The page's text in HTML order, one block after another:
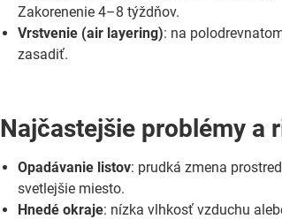
Zakorenenie 4–8 týždňov.
Vrstvenie (air layering): na
zasadiť.
Najčastejšie problémy a
Opadávanie listov: prudká zmena
svetlejšie miesto.
Hnedé okraje: nízka vlhkosť vzduchu